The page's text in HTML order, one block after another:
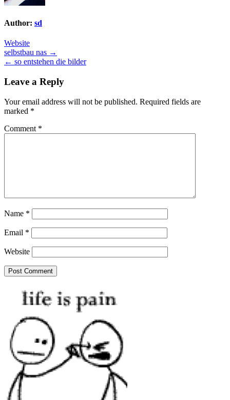
Author: sd
Website
Post
navigation
selbstbau nas →
← so entstehen die bilder
Leave a Reply
Your email address will not be published. Required fields are
marked *
Comment *
Name *
Email *
Website